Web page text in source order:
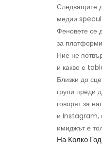
Следващите
медии
Феновете се
за
Ние не
и какво е
Близки до
групи преди
говорят за
и Instagram,
имиджът е
На Колко